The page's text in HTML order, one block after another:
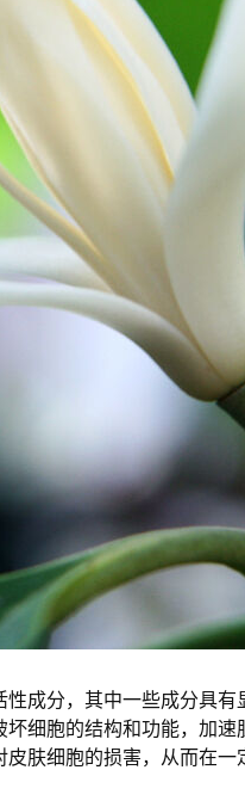
成分，其中一些成分具有
细胞的结构和功能，加速
肤细胞的损害，从而在一